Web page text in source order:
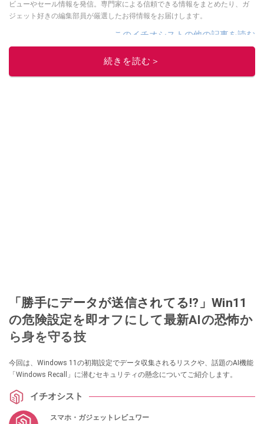
ビューやセール情報を発信。専門家による信頼できる情報をまとめたり、ガ
ジェット好きの編集部員が厳選したお得情報をお届けします。
このイチオシストの他の記事を読む
続きを読む＞
「勝手にデータが送信されてる!?」Win11
の危険設定を即オフにして最新AIの恐怖か
ら身を守る技
今回は、Windows 11の初期設定でデータ収集されるリスクや、話題のAI機能
「Windows Recall」に潜むセキュリティの懸念についてご紹介します。
イチオシスト
スマホ・ガジェットレビュワー